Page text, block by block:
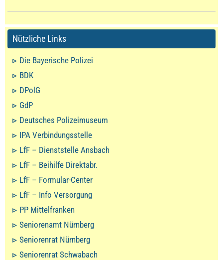
Nützliche Links
Die Bayerische Polizei
BDK
DPolG
GdP
Deutsches Polizeimuseum
IPA Verbindungsstelle
LfF – Dienststelle Ansbach
LfF – Beihilfe Direktabr.
LfF – Formular-Center
LfF – Info Versorgung
PP Mittelfranken
Seniorenamt Nürnberg
Seniorenrat Nürnberg
Seniorenrat Schwabach